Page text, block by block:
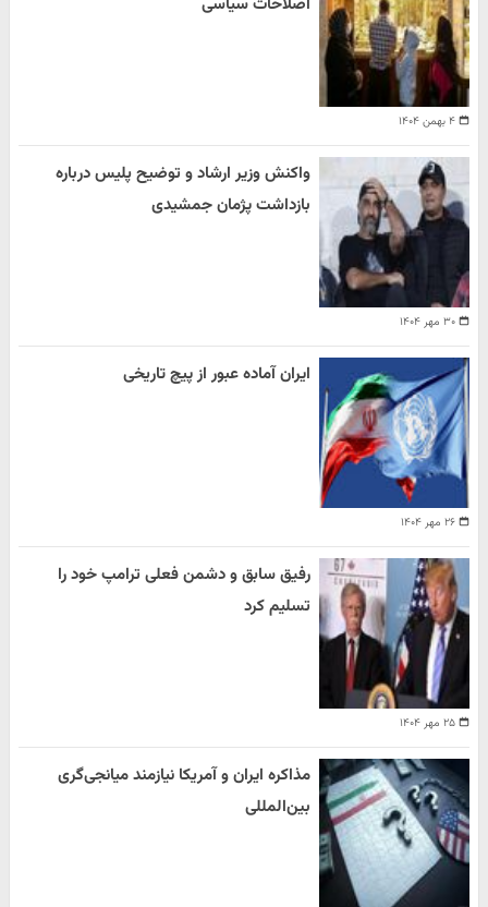
۴ بهمن ۱۴۰۴
۳۰ مهر ۱۴۰۴
واکنش وزیر ارشاد و توضیح پلیس درباره
بازداشت پژمان جمشیدی
۲۶ مهر ۱۴۰۴
ایران آماده عبور از پیچ تاریخی
۲۵ مهر ۱۴۰۴
رفیق سابق و دشمن فعلی ترامپ خود را
تسلیم کرد
مذاکره ایران و آمریکا نیازمند میانجی‌گری
بین‌المللی